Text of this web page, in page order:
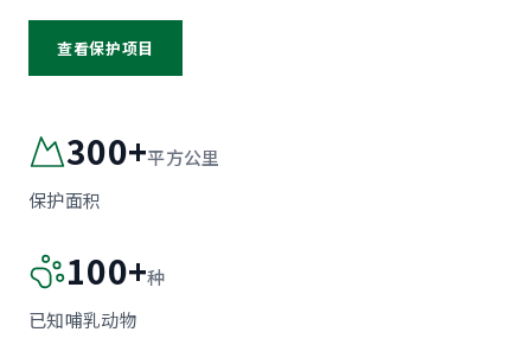
查看保护项目
300+平方公里
保护面积
100+种
已知哺乳动物